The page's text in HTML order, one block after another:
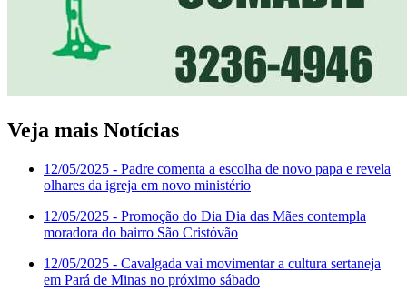
Veja mais Notícias
12/05/2025 - Padre comenta a escolha de novo papa e revela
olhares da igreja em novo ministério
12/05/2025 - Promoção do Dia Dia das Mães contempla
moradora do bairro São Cristóvão
12/05/2025 - Cavalgada vai movimentar a cultura sertaneja
em Pará de Minas no próximo sábado